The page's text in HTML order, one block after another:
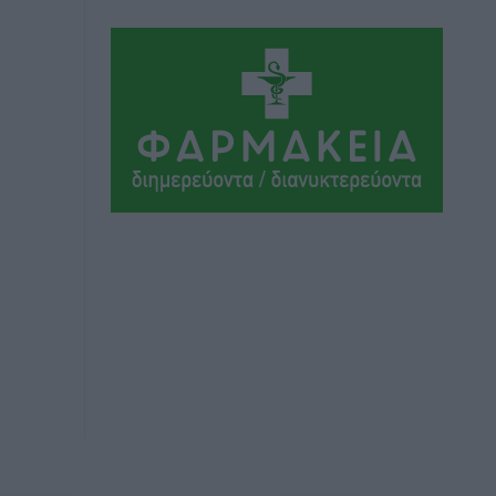
18% υψηλότερη δαπάνη ανά
διανυκτέρευση
πριν 2 ώρες
Βέλγοι τουρίστες: Στα 547,9 εκατ. ευρώ
οι εισπράξεις για την Ελλάδα